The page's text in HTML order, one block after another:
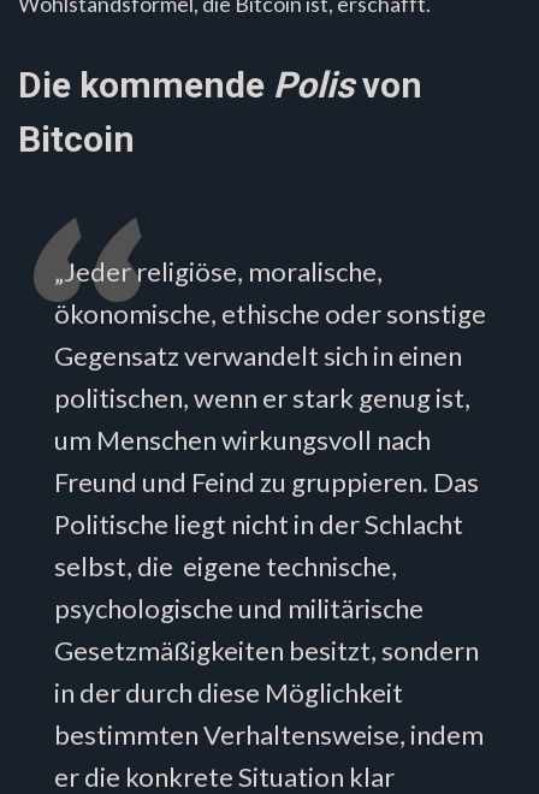
Die kommende Polisvon
Bitcoin
„Jeder religiöse, moralische,
ökonomische, ethische oder sonstige
Gegensatz verwandelt sich in einen
politischen, wenn er stark genug ist,
um Menschen wirkungsvoll nach
Freund und Feind zu gruppieren. Das
Politische liegt nicht in der Schlacht
selbst, die eigene technische,
psychologische und militärische
Gesetzmäßigkeiten besitzt, sondern
in der durch diese Möglichkeit
bestimmten Verhaltensweise, indem
er die konkrete Situation klar